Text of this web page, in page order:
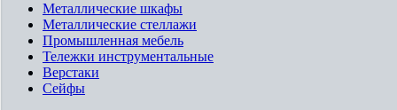
Металлические шкафы
Металлические стеллажи
Промышленная мебель
Тележки инструментальные
Верстаки
Сейфы